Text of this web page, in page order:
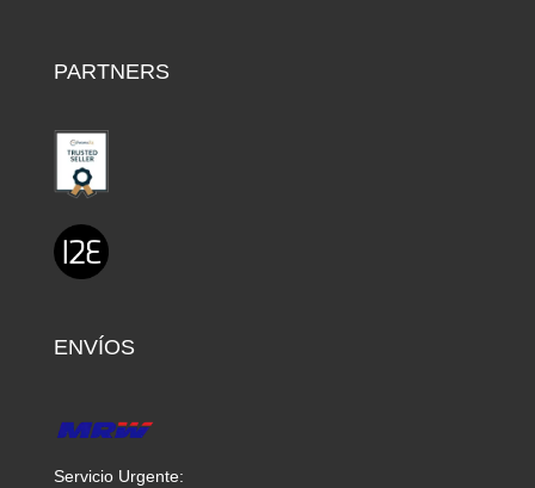
PARTNERS
ENVÍOS
Servicio Urgente: